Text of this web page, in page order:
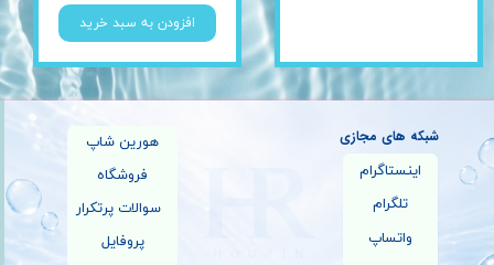
افزودن به سبد خرید
هورین شاپ
فروشگاه
سوالات پرتکرار
پروفایل
اینستاگرام
تلگرام
واتساپ
شبکه های مجازی